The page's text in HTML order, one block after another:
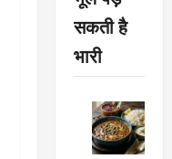
सकती है
भारी